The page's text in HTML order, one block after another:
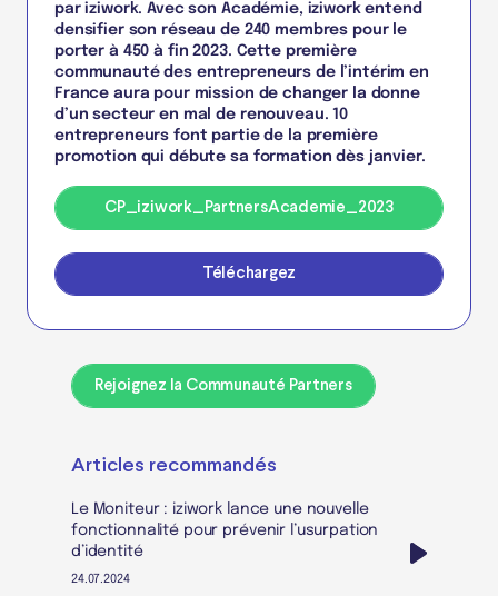
par iziwork. Avec son Académie, iziwork entend
densifier son réseau de 240 membres pour le
porter à 450 à fin 2023. Cette première
communauté des entrepreneurs de l’intérim en
France aura pour mission de changer la donne
d’un secteur en mal de renouveau. 10
entrepreneurs font partie de la première
promotion qui débute sa formation dès janvier.
CP_iziwork_PartnersAcademie_2023
Téléchargez
Rejoignez la Communauté Partners
Articles recommandés
Le Moniteur : iziwork lance une nouvelle
fonctionnalité pour prévenir l’usurpation
d’identité
24.07.2024